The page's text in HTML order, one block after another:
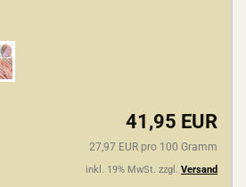
41,95 EUR
27,97 EUR pro 100 Gramm
inkl. 19% MwSt. zzgl. Versand